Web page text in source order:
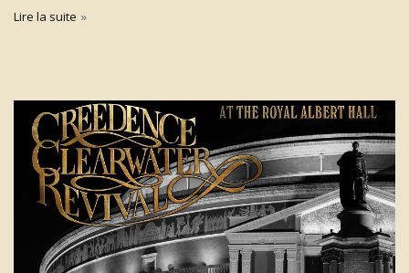
Lire la suite